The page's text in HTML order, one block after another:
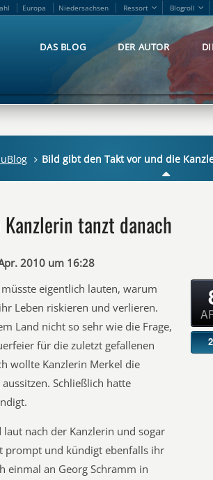
Europa Niedersachsen Ressort Blogroll
DAS BLOG DER AUTOR
Bild gibt den Takt vor und die
tanzt danach
2010 um 16:28
eigentlich lauten, warum
Leben riskieren und verlieren.
Land nicht so sehr wie die Frage,
für die zuletzt gefallenen
wollte Kanzlerin Merkel die
Schließlich hatte
nach der Kanzlerin und sogar
prompt und kündigt ebenfalls ihr
einmal an Georg Schramm in
2
Europa Niedersachsen Ressort Blogroll
DAS BLOG DER AUTOR